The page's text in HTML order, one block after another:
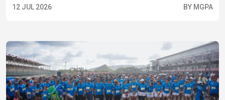
12 JUL 2026 BY MGPA